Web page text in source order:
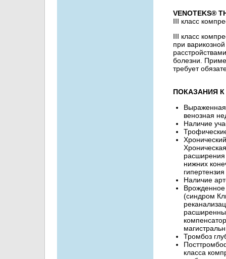
VENOTEKS®
III класс
III класс
при
болезни.
требует
ПОКАЗАНИЯ
венозная
Наличие
расширения
нижних
Наличие
Врожденное
(синдром
Тромбоз
класса